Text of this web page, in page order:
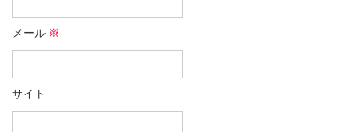
メール ※
サイト